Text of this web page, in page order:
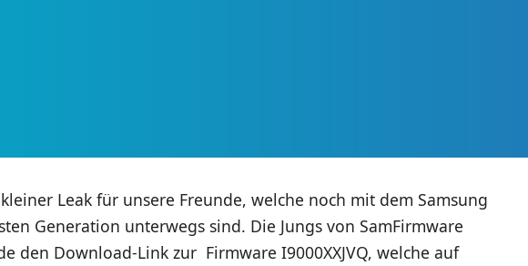
Leak für unsere Freunde, welche noch mit dem Samsung
Generation unterwegs sind. Die Jungs von SamFirmware
den Download-Link zur Firmware I9000XXJVQ, welche auf